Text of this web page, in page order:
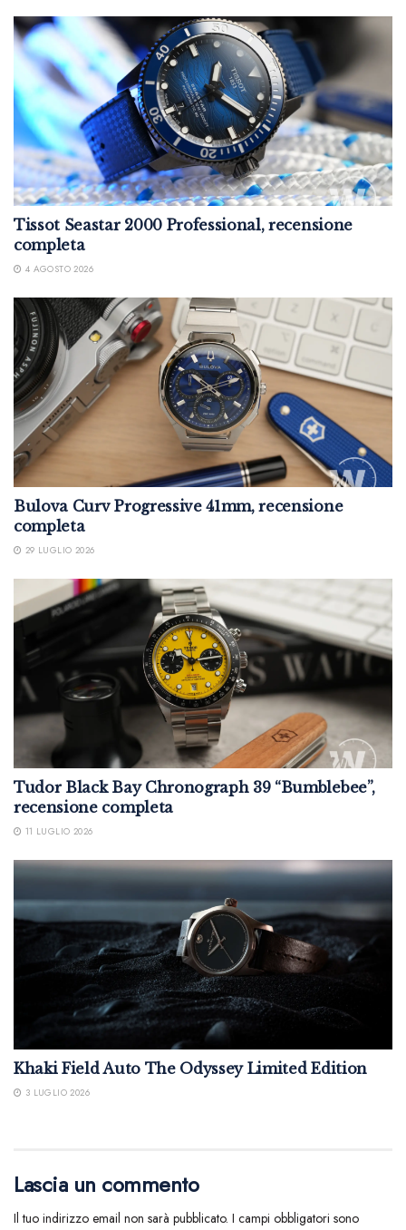
Tissot Seastar 2000 Professional, recensione
completa
4 AGOSTO 2026
Bulova Curv Progressive 41mm, recensione
completa
29 LUGLIO 2026
Tudor Black Bay Chronograph 39 “Bumblebee”,
recensione completa
11 LUGLIO 2026
Khaki Field Auto The Odyssey Limited Edition
3 LUGLIO 2026
Lascia un commento
Il tuo indirizzo email non sarà pubblicato. I campi obbligatori sono